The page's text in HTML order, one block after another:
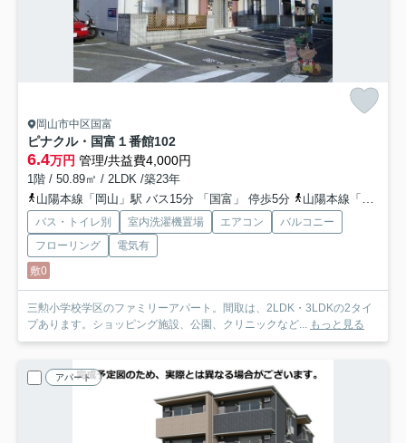
岡山市中区国富
ピナクル・国富１番館102
6.4万円 管理/共益費4,000円
1階 / 50.89㎡ / 2LDK /築23年
山陽本線「岡山」駅 バス15分 「国富」 停歩5分
山陽本線「西川原」駅 徒歩23分
バス・トイレ別 室内洗濯機置場 エアコン
バルコニー
フローリング
電気有
敷0
三勲小学校学区のファミリーアパート。間取は、2LDK・3LDKの2タイ
プあります。ショッピング施設、公園、クリニックなど... もっと見る
アパート